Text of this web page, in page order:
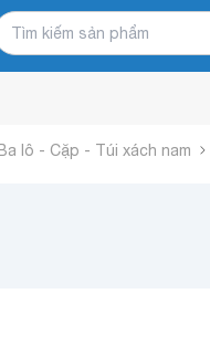
lô - Cặp - Túi xách nam